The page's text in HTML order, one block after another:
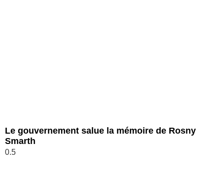
Le gouvernement salue la mémoire de Rosny
Smarth